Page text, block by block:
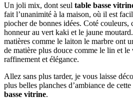
Un joli mix, dont seul table basse
fait l’unanimité à la maison, où il est
piocher de bonnes idées. Coté
honneur au vert kaki et le jaune
matières comme le laiton le marbre ont
de matière plus douce comme le lin et
raffinement et élégance.
Allez sans plus tarder, je vous laisse
plus belles planches d’ambiance de
basse vitrine.